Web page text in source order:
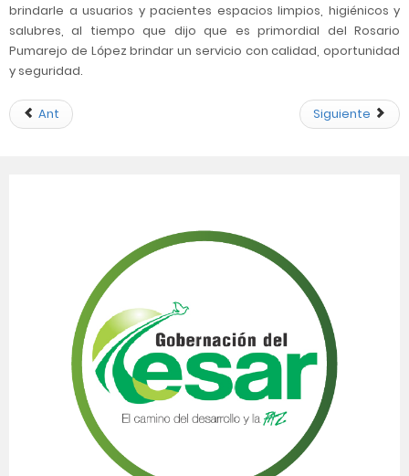
brindarle a usuarios y pacientes espacios limpios, higiénicos y
salubres, al tiempo que dijo que es primordial del Rosario
Pumarejo de López brindar un servicio con calidad, oportunidad
y seguridad.
Ant Siguiente